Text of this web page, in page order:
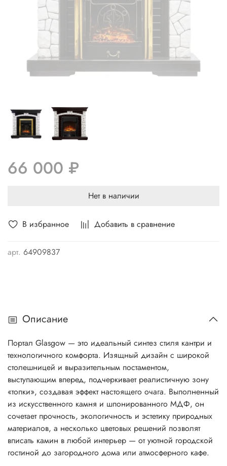
В избранное Добавить в сравнение
арт. 64909837
66 000 ₽
Нет в наличии
Описание
Портал Glasgow — это идеальный синтез стиля кантри и
технологичного комфорта. Изящный дизайн с широкой
столешницей и выразительным постаментом,
выступающим вперед, подчеркивает реалистичную зону
«топки», создавая эффект настоящего очага. Выполненный
из искусственного камня и шпонированного МДФ, он
сочетает прочность, экологичность и эстетику природных
материалов, а несколько цветовых решений позволят
вписать камин в любой интерьер — от уютной городской
гостиной до загородного дома или атмосферного кафе.